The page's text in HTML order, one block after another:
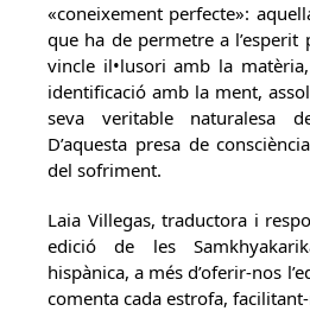
«coneixement perfecte»:
que ha de permetre a l’esperit
vincle il•lusori amb la
identificació amb la ment,
seva veritable naturalesa
D’aquesta presa de
del sofriment.
Laia Villegas, traductora i
edició de les
hispànica, a més d’oferir-nos
comenta cada estrofa,